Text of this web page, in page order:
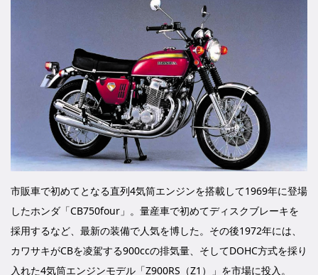
市販車で初めてとなる直列4気筒エンジンを搭載して1969年に登場
したホンダ「CB750four」。量産車で初めてディスクブレーキを
採用するなど、最新の装備で人気を博した。その後1972年には、
カワサキがCBを凌駕する900ccの排気量、そしてDOHC方式を採り
入れた4気筒エンジンモデル「Z900RS（Z1）」を市場に投入。